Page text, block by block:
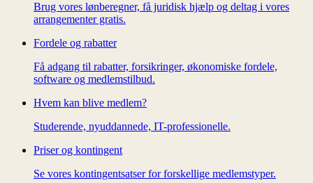
Brug vores lønberegner, få juridisk hjælp og deltag i vores
arrangementer gratis.
Fordele og rabatter
Få adgang til rabatter, forsikringer, økonomiske fordele,
software og medlemstilbud.
Hvem kan blive medlem?
Studerende, nyuddannede, IT-professionelle.
Priser og kontingent
Se vores kontingentsatser for forskellige medlemstyper.